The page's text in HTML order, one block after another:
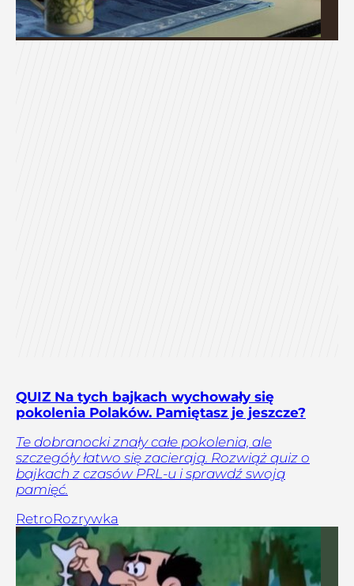
QUIZ Na tych bajkach wychowały się
pokolenia Polaków. Pamiętasz je jeszcze?
Te dobranocki znały całe pokolenia, ale
szczegóły łatwo się zacierają. Rozwiąż quiz o
bajkach z czasów PRL-u i sprawdź swoją
pamięć.
RetroRozrywka